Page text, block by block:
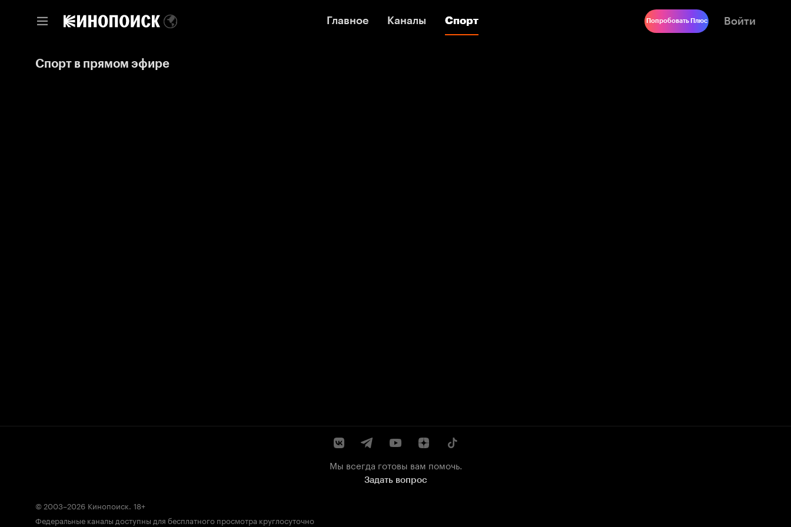
Главное Каналы Спорт
Главное Каналы Спорт Попробовать Плюс Войти
Спорт в прямом эфире
Мы всегда готовы вам помочь.
Задать вопрос
© 2003–2026 Кинопоиск. 18+
Федеральные каналы доступны для бесплатного просмотра круглосуточно